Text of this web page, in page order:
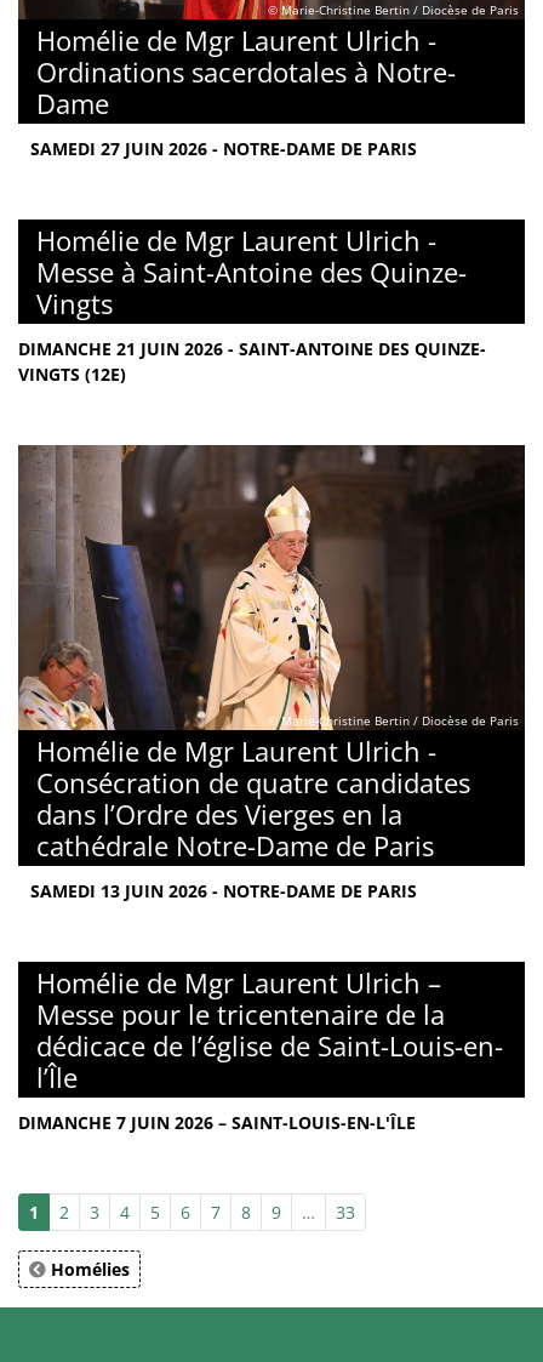
© Marie-Christine Bertin / Diocèse de Paris
Homélie de Mgr Laurent Ulrich -
Ordinations sacerdotales à Notre-
Dame
SAMEDI 27 JUIN 2026 - NOTRE-DAME DE PARIS
Homélie de Mgr Laurent Ulrich -
Messe à Saint-Antoine des Quinze-
Vingts
DIMANCHE 21 JUIN 2026 - SAINT-ANTOINE DES QUINZE-
VINGTS (12E)
© Marie-Christine Bertin / Diocèse de Paris
Homélie de Mgr Laurent Ulrich -
Consécration de quatre candidates
dans l’Ordre des Vierges en la
cathédrale Notre-Dame de Paris
SAMEDI 13 JUIN 2026 - NOTRE-DAME DE PARIS
Homélie de Mgr Laurent Ulrich –
Messe pour le tricentenaire de la
dédicace de l’église de Saint-Louis-en-
l’Île
DIMANCHE 7 JUIN 2026 – SAINT-LOUIS-EN-L'ÎLE
1 2 3 4 5 6 7 8 9 … 33
Homélies